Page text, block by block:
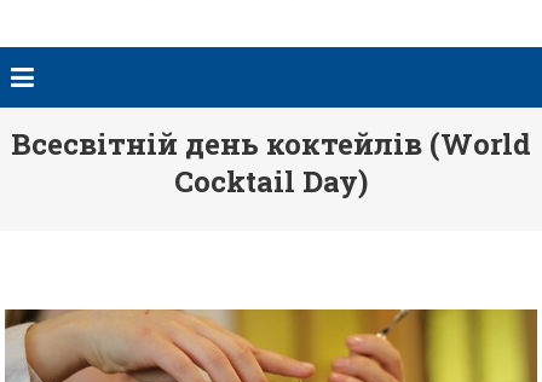
Всесвітній день коктейлів (World
Cocktail Day)